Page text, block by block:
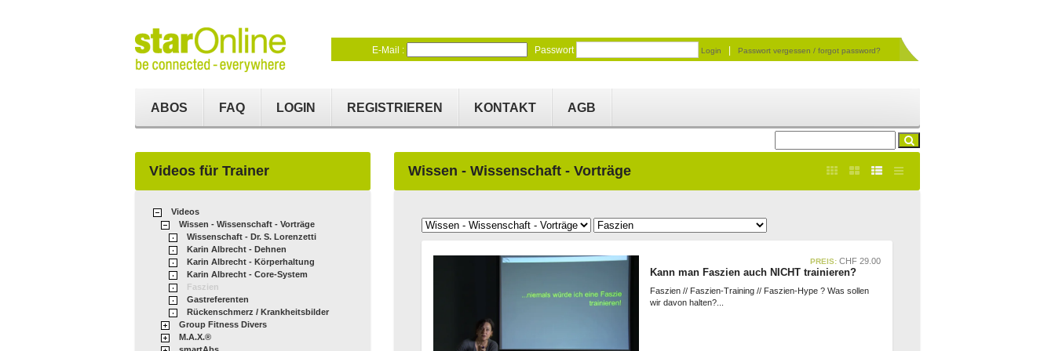
E-Mail : Passwort Login | Passwort vergessen / forgot password?
ABOS FAQ LOGIN REGISTRIEREN KONTAKT AGB
Videos für Trainer
Videos
Wissen - Wissenschaft - Vorträge
Wissenschaft - Dr. S. Lorenzetti
Karin Albrecht - Dehnen
Karin Albrecht - Körperhaltung
Karin Albrecht - Core-System
Faszien
Gastreferenten
Rückenschmerz / Krankheitsbilder
Group Fitness Divers
M.A.X.®
Wissen - Wissenschaft - Vorträge
PREIS: CHF 29.00
Kann man Faszien auch NICHT trainieren?
Faszien // Faszien-Training // Faszien-Hype ? Was sollen
wir davon halten?